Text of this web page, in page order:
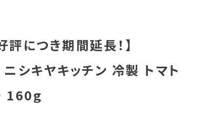
評につき期間延長！】
シキヤキッチン 冷製 トマト
160g